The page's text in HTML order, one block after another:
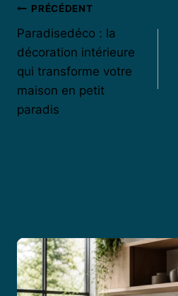
Navigation
de
l’article
PRÉCÉDENT
Paradisedéco : la
décoration intérieure
qui transforme votre
maison en petit
paradis